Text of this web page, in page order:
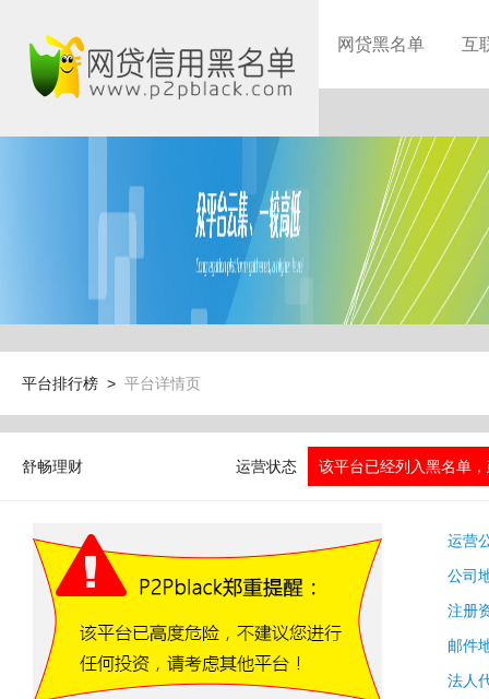
网贷黑名单 互
平台排行榜 > 平台详情页
舒畅理财 运营状态 该平台已经列入黑名单
运营
公司
注册
邮件
法人